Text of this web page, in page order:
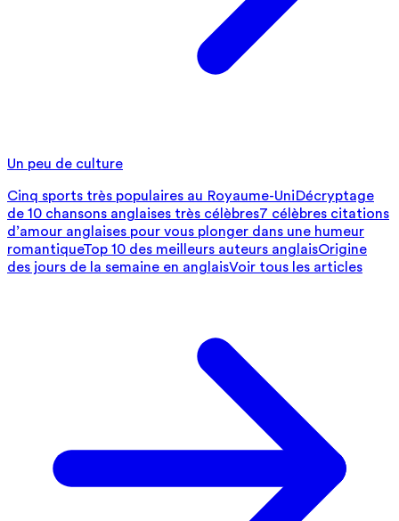
Un peu de culture
Cinq sports très populaires au Royaume-UniDécryptage
de 10 chansons anglaises très célèbres7 célèbres citations
d’amour anglaises pour vous plonger dans une humeur
romantiqueTop 10 des meilleurs auteurs anglaisOrigine
des jours de la semaine en anglaisVoir tous les articles